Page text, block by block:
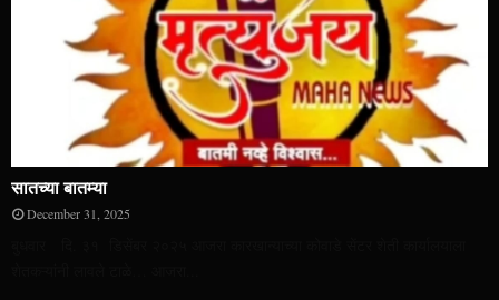
सातच्या बातम्या
December 31, 2025